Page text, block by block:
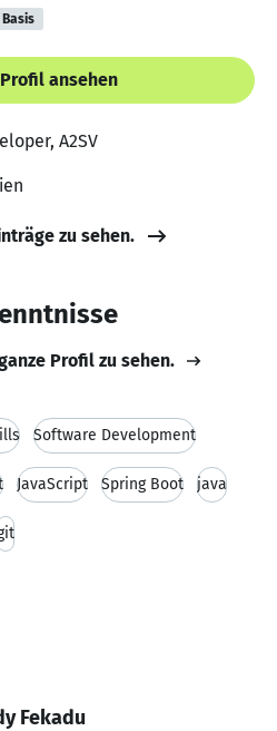
Basis
ansehen
A2SV
zu sehen.
Profil zu sehen.
Software Development
JavaScript Spring Boot java
Fekadu